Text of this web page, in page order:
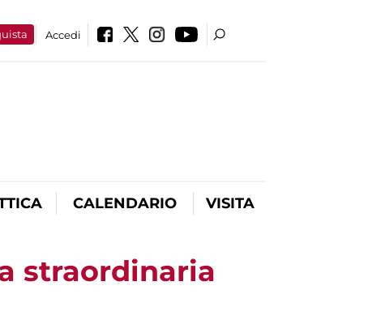
Accedi
CALENDARIO VISITA
straordinaria